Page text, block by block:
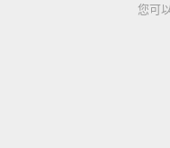
您可